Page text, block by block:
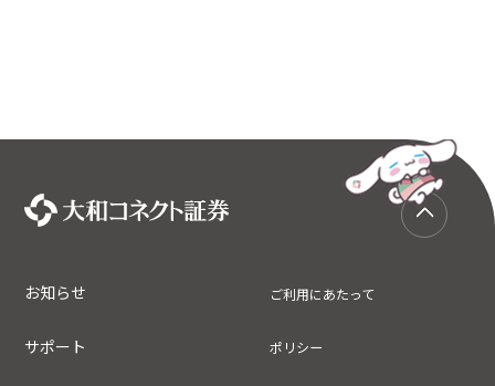
お知らせ
サポート
ご利用にあたって
ポリシー